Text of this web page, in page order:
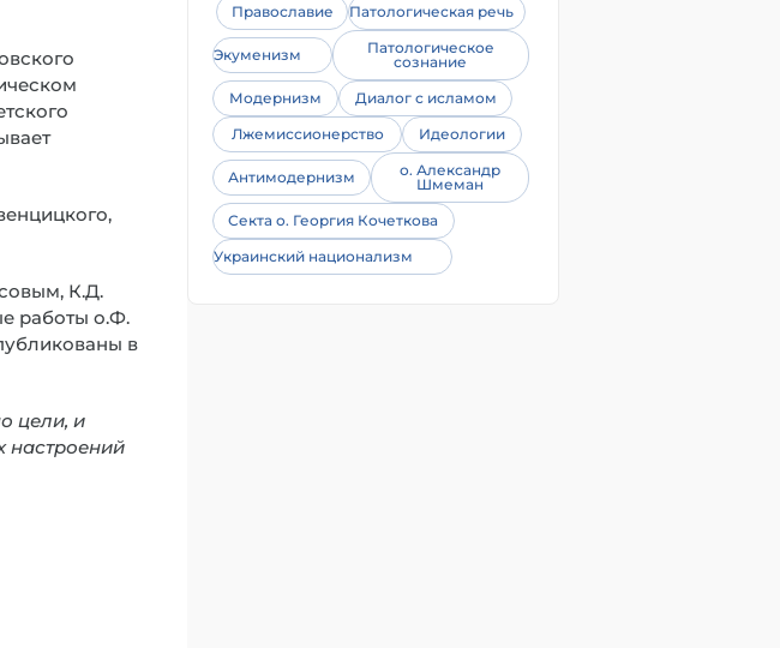
К.Д.
работы о.Ф.
в
цели, и
настроений
Православие
Патологическая речь
Экуменизм
Патологическое
сознание
Модернизм
Диалог с исламом
Лжемиссионерство
Идеологии
Антимодернизм
о. Александр
Шмеман
Секта о. Георгия Кочеткова
Украинский национализм